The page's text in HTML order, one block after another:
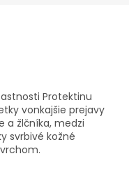
Protektinu
vonkajšie prejavy
a žlčníka, medzi
svrbivé kožné